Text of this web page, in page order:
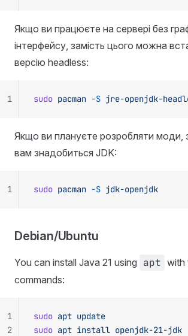
Якщо ви працюєте на сервері без
інтерфейсу, замість цього можна
версію headless:
sudo pacman -S jre-openjdk-
1
Якщо ви плануєте розробляти моди,
вам знадобиться JDK:
sudo pacman -S jdk-openjdk
1
Debian/Ubuntu
You can install Java 21 using apt with
commands:
sudo apt update
sudo apt install openjdk-21-jdk
1
2